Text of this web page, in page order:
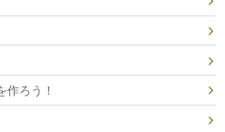
作ろう！